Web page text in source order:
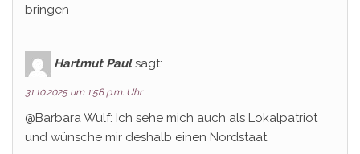
bringen
Hartmut Paul sagt:
31.10.2025 um 1:58 p.m. Uhr
@Barbara Wulf: Ich sehe mich auch als Lokalpatriot
und wünsche mir deshalb einen Nordstaat.